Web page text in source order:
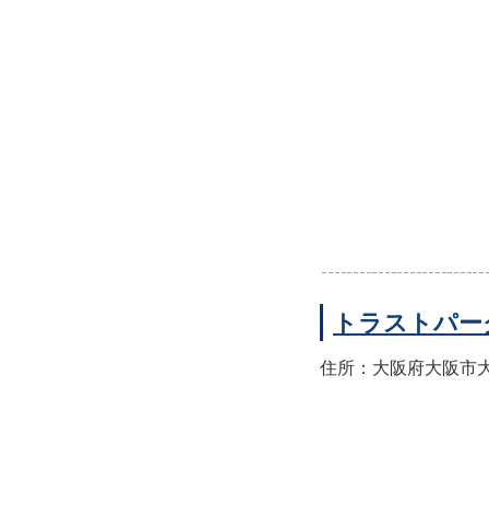
トラストパ
住所：大阪府大阪市